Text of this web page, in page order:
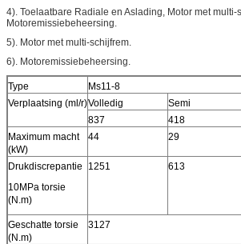
4). Toelaatbare Radiale en Aslading, Motor met multi-
Motoremissiebeheersing.
5). Motor met multi-schijfrem.
6). Motoremissiebeheersing.
Type Ms11-8
Verplaatsing (ml/r)Volledig Semi
837
418
Maximum macht
(kW)
44 29
Drukdiscrepantie
10MPa torsie
(N.m)
1251 613
Geschatte torsie
(N.m)
3127